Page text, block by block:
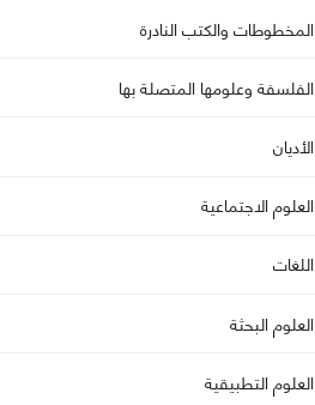
المخطوطات والكتب النادرة
الفلسفة وعلومها المتصلة بها
الأديان
العلوم الاجتماعية
اللغات
العلوم البحثة
العلوم التطبيقية